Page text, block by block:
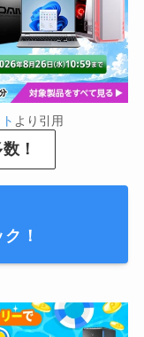
より引用
！
！